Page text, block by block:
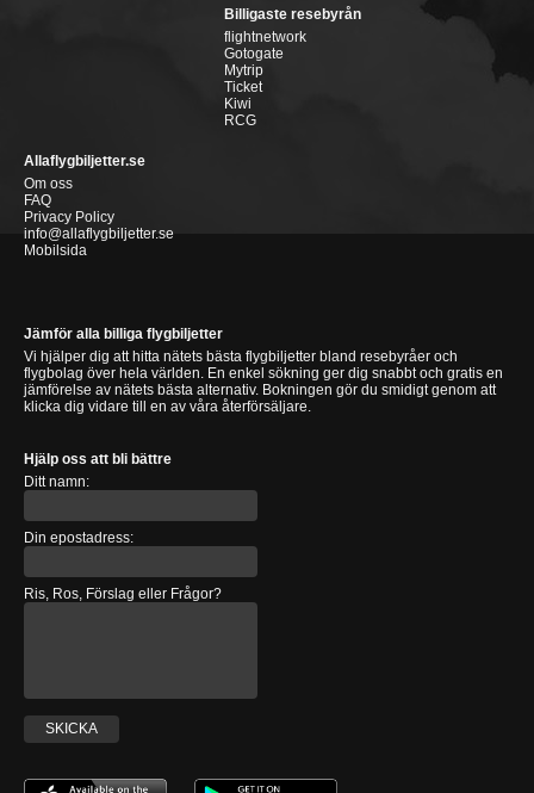
Billigaste resebyrån
flightnetwork
Gotogate
Mytrip
Ticket
Kiwi
RCG
Allaflygbiljetter.se
Om oss
FAQ
Privacy Policy
info@allaflygbiljetter.se
Mobilsida
Jämför alla billiga flygbiljetter
Vi hjälper dig att hitta nätets bästa flygbiljetter bland resebyråer och
flygbolag över hela världen. En enkel sökning ger dig snabbt och gratis en
jämförelse av nätets bästa alternativ. Bokningen gör du smidigt genom att
klicka dig vidare till en av våra återförsäljare.
Hjälp oss att bli bättre
Ditt namn:
Din epostadress:
Ris, Ros, Förslag eller Frågor?
SKICKA